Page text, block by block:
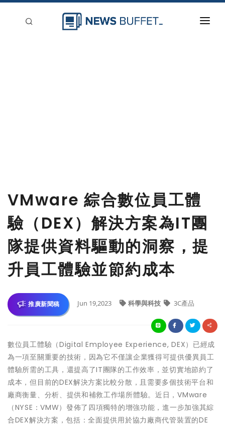
VMware 綜合數位員工體
驗（DEX）解決方案為IT團
隊提供資料驅動的洞察，提
升員工體驗並節約成本
推廣新聞稿 Jun 19,2023 科學與科技 3C產品
數位員工體驗（Digital Employee Experience, DEX）已經成
為一項至關重要的技術，因為它不僅讓企業獲得可提供優異員工
體驗所需的工具，還提高了IT團隊的工作效率，並切實地節約了
成本，但目前的DEX解決方案比較分散，且需要多個技術平台和
廠商衡量、分析、提供和補救工作場所體驗。近日，VMware
（NYSE：VMW）發佈了四項獨特的增強功能，進一步加強其綜
合DEX解決方案，包括：全面提供用於協力廠商代管裝置的DE